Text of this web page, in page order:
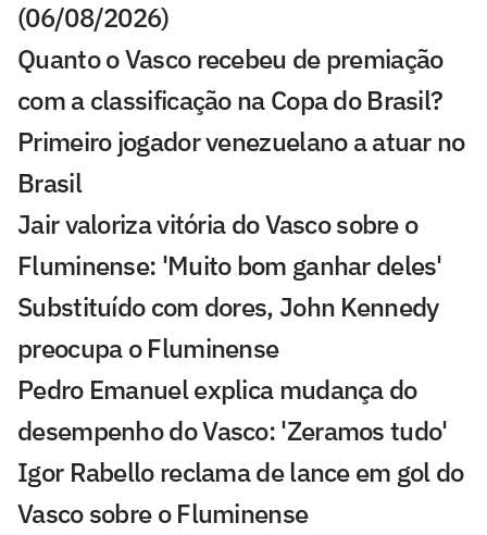
(06/08/2026)
Quanto o Vasco recebeu de premiação
com a classificação na Copa do Brasil?
Primeiro jogador venezuelano a atuar no
Brasil
Jair valoriza vitória do Vasco sobre o
Fluminense: 'Muito bom ganhar deles'
Substituído com dores, John Kennedy
preocupa o Fluminense
Pedro Emanuel explica mudança do
desempenho do Vasco: 'Zeramos tudo'
Igor Rabello reclama de lance em gol do
Vasco sobre o Fluminense